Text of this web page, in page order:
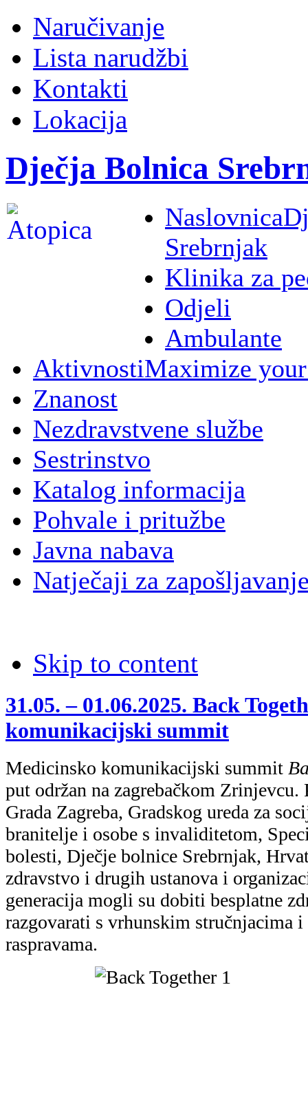
Naručivanje
Lista narudžbi
Kontakti
Lokacija
Dječja Bolnica
Naslovnica
Srebrnjak
Klinika za
Odjeli
Ambulante
AktivnostiMaximize
Znanost
Nezdravstvene službe
Sestrinstvo
Katalog informacija
Pohvale i pritužbe
Javna nabava
Natječaji za
Skip to content
31.05. – 01.06.2025. Back
komunikacijski summit
Medicinsko komunikacijski summit
put održan na zagrebačkom
Grada Zagreba, Gradskog ureda za
branitelje i osobe s invaliditetom,
bolesti, Dječje bolnice Srebrnjak,
zdravstvo i drugih ustanova i
generacija mogli su dobiti besplatne
razgovarati s vrhunskim stručnjacima
raspravama.